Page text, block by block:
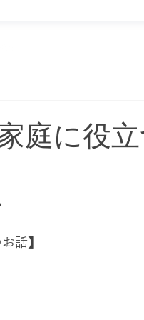
庭に役
話】